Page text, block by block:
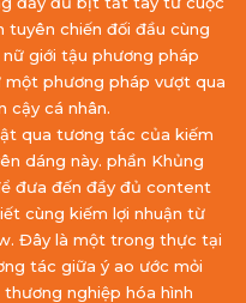
tuyên chiến đối đầu cùng
giới tậu phương pháp
một phương pháp vượt qua
cậy cá nhân.
qua tương tác của kiếm
dáng này. phần Khủng
đưa đến đầy đủ content
cùng kiếm lợi nhuận từ
Đây là một trong thực tại
tác giữa ý ao ước mỏi
nghiệp hóa hình